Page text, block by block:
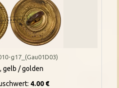
g17_(Gau01D03)
gelb / golden
4.00 €